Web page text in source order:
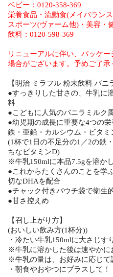
ベビー：0120-358-369
栄養食品・流動食(メイバラン
スポーツ(ヴァーム他)・美容・
飲料：0120-598-369
リニューアルに伴い、パッケ
場合がございます。予めご了承
【明治 ミラフル 粉末飲料 バニ
●すっきりした甘さの、牛乳に
料
●こどもに人気のバニラミルク
●幼児期の成長に重要な4つの
鉄・亜鉛・カルシウム・ビタミ
(1杯で1日の不足分の1／2の鉄
ちなビタミンD)
※牛乳150mlに本品7.5gを溶か
●これからたくさんのことを学
切なDHAを配合
●チャック付きパウチ袋で衛生
●甘さ控えめ
【召し上がり方】
(おいしい飲み方(1杯分))
・冷たい牛乳150mlに大さじす
※牛乳に溶かした後は速やかに
※牛乳の量は、お好みに応じて
・朝食やおやつにプラスして！